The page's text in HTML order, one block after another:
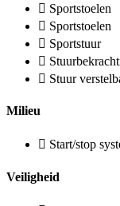
Sportstoelen
Sportstoelen
Sportstuur
Stuur
Milieu
Start/stop
Veiligheid